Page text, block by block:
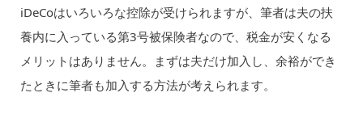
iDeCoはいろいろな控除が受けられますが、筆者は夫の扶
養内に入っている第3号被保険者なので、税金が安くなる
メリットはありません。まずは夫だけ加入し、余裕ができ
たときに筆者も加入する方法が考えられます。